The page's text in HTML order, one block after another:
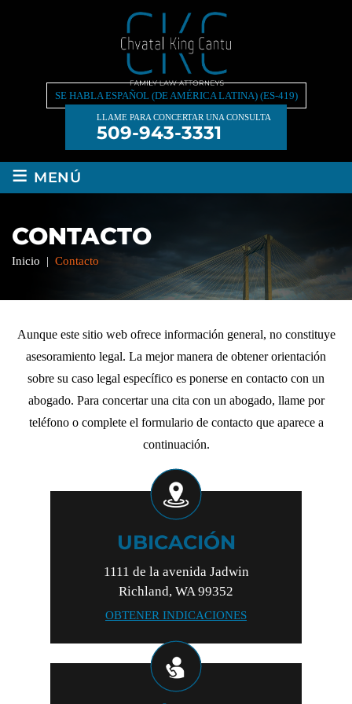
SE HABLA ESPAÑOL (DE AMÉRICA LATINA) (ES-419)
LLAME PARA CONCERTAR UNA CONSULTA
509-943-3331
≡ MENÚ
CONTACTO
Inicio | Contacto
Aunque este sitio web ofrece información general, no constituye
asesoramiento legal. La mejor manera de obtener orientación
sobre su caso legal específico es ponerse en contacto con un
abogado. Para concertar una cita con un abogado, llame por
teléfono o complete el formulario de contacto que aparece a
continuación.
UBICACIÓN
1111 de la avenida Jadwin
Richland, WA 99352
OBTENER INDICACIONES